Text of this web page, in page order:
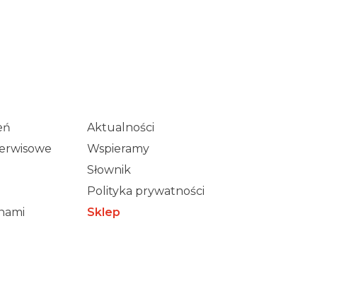
Aktualności
Wspieramy
Słownik
Polityka prywatności
Sklep